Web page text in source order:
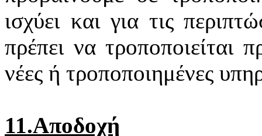
ισχύει και για τις
πρέπει να τροποποιείται
νέες ή τροποποιημένες
11.Αποδοχή